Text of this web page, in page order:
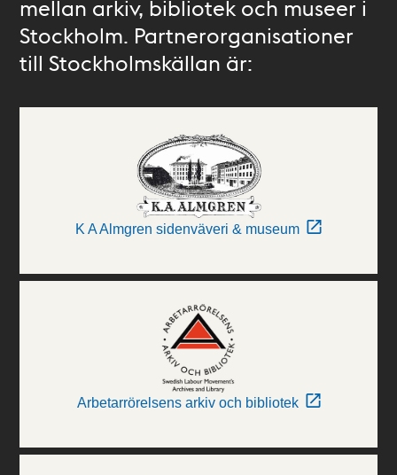
mellan arkiv, bibliotek och museer i
Stockholm. Partnerorganisationer
till Stockholmskällan är:
K A Almgren sidenväveri & museum
Arbetarrörelsens arkiv och bibliotek